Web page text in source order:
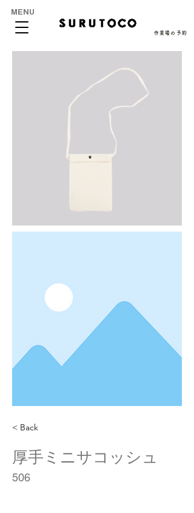
MENU
作業場の予約
< Back
厚手ミニサコッシュ
506